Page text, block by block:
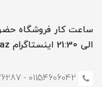
الی 21:30 اینستاگرام karinopardaz@
01154606042 - 09300376287